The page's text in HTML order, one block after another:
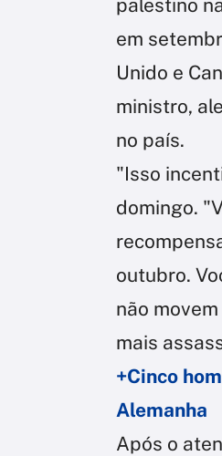
palestino
em
Unido e
ministro,
no país.
"Isso
domingo.
outubro.
não
mais
+Cinco
Alemanha
Após o